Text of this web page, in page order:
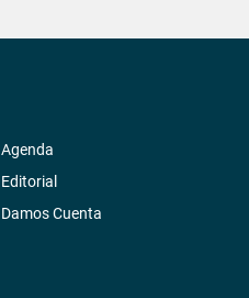
Agenda
Editorial
Damos Cuenta